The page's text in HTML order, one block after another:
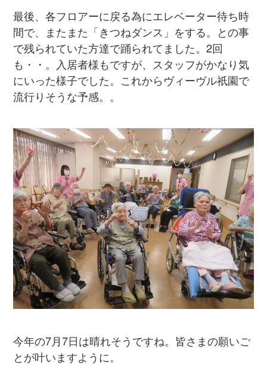
最後、各フロアーに戻る為にエレベーター待ち時
間で、またまた「きつねダンス」をする。との事
で残られていた方達で踊られてました。2回
も・・。入居者様もですが、スタッフがかなり気
にいった様子でした。これからヴィーヴル祇園で
流行りそうな予感。。
今年の7月7日は晴れそうですね。皆さまの願いご
とが叶いますように。